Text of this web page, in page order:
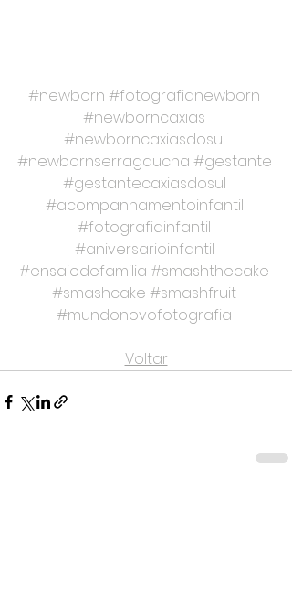
#newborn #fotografianewborn
#newborncaxias
#newborncaxiasdosul
#newbornserragaucha #gestante
#gestantecaxiasdosul
#acompanhamentoinfantil
#fotografiainfantil
#aniversarioinfantil
#ensaiodefamilia #smashthecake
#smashcake #smashfruit
#mundonovofotografia
Voltar